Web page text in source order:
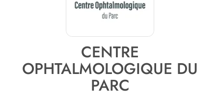
CENTRE
OPHTALMOLOGIQUE DU
PARC